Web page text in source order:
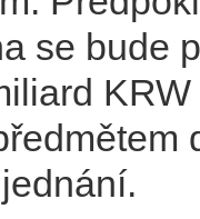
se bude